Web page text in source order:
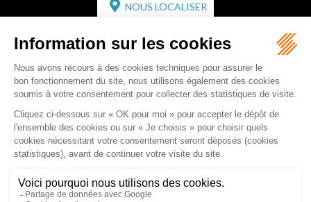
NOUS LOCALISER
CABINET SECONDAIRE
2 bis Avenue de l'Europe
33350 ST MAGNE-DE-CASTILLON
Tél :05 57 55 87 30 - Fax : 05 57 51 73 64
Email :gaucher-piola@gaucher-piola-avocat.fr
NOUS CONTACTER
NOUS LOCALISER